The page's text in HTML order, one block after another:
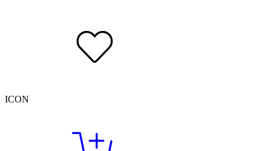
ICON